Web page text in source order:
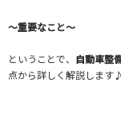
～重要なこと～
ということで、 自動車整
点から詳しく解説します♪